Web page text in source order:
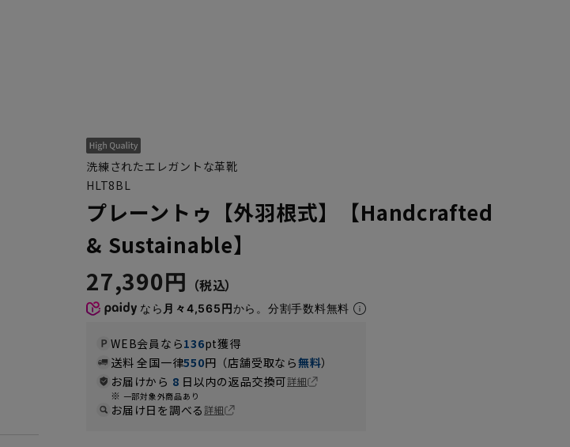
洗練されたエレガントな革靴
HLT8BL
プレーントゥ【外羽根式】【Handcrafted
& Sustainable】
27,390円
なら 月々4,565円から。分割手数料無料
WEB会員なら136pt獲得
送料 全国一律550円（店舗受取なら無料）
お届けから 8 日以内の返品交換可詳細
一部対象外商品あり
お届け日を調べる詳細